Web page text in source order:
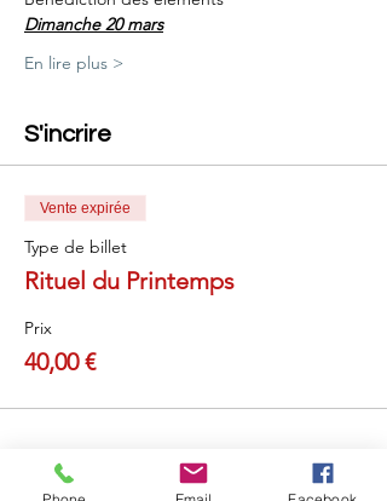
Dimanche 20 mars
En lire plus >
S'incrire
Vente expirée
Type de billet
Rituel du Printemps
Prix
40,00 €
Partager cet événement